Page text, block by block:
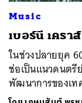
Music
เบอร์นี เครา
ในช่วงปลายยุค
ช่อเป็นแนวดนตรี
พัฒนาการของเท